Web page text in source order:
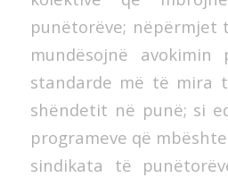
punëtorëve; nëpërmjet
mundësojnë
standarde më të mira
shëndetit në punë; si
programeve që
sindikata të